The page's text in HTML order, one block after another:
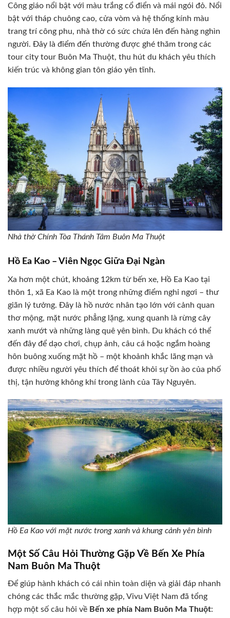
Công giáo nổi bật với màu trắng cổ điển và mái ngói đỏ. Nổi
bật với tháp chuông cao, cửa vòm và hệ thống kính màu
trang trí công phu, nhà thờ có sức chứa lên đến hàng nghìn
người. Đây là điểm đến thường được ghé thăm trong các
tour city tour Buôn Ma Thuột, thu hút du khách yêu thích
kiến trúc và không gian tôn giáo yên tĩnh.
Nhà thờ Chính Tòa Thánh Tâm Buôn Ma Thuột
Hồ Ea Kao – Viên Ngọc Giữa Đại Ngàn
Xa hơn một chút, khoảng 12km từ bến xe, Hồ Ea Kao tại
thôn 1, xã Ea Kao là một trong những điểm nghỉ ngơi – thư
giãn lý tưởng. Đây là hồ nước nhân tạo lớn với cảnh quan
thơ mộng, mặt nước phẳng lặng, xung quanh là rừng cây
xanh mướt và những làng quê yên bình. Du khách có thể
đến đây để dạo chơi, chụp ảnh, câu cá hoặc ngắm hoàng
hôn buông xuống mặt hồ – một khoảnh khắc lãng mạn và
được nhiều người yêu thích để thoát khỏi sự ồn ào của phố
thị, tận hưởng không khí trong lành của Tây Nguyên.
Hồ Ea Kao với mặt nước trong xanh và khung cảnh yên bình
Một Số Câu Hỏi Thường Gặp Về Bến Xe Phía
Nam Buôn Ma Thuột
Để giúp hành khách có cái nhìn toàn diện và giải đáp nhanh
chóng các thắc mắc thường gặp, Vivu Việt Nam đã tổng
hợp một số câu hỏi về Bến xe phía Nam Buôn Ma Thuột: